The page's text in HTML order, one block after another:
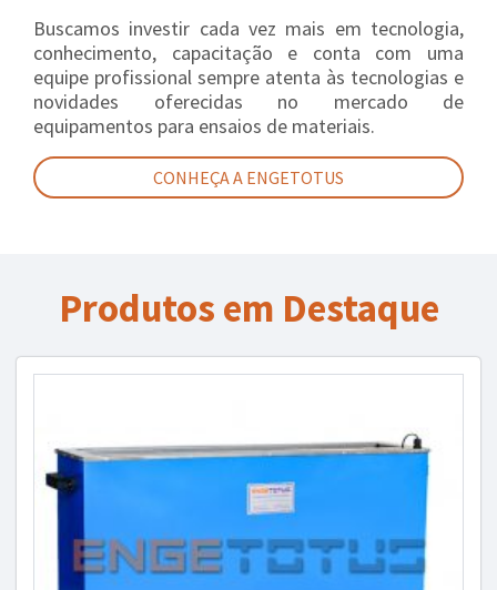
Buscamos investir cada vez mais em tecnologia,
conhecimento, capacitação e conta com uma
equipe profissional sempre atenta às tecnologias e
novidades oferecidas no mercado de
equipamentos para ensaios de materiais.
CONHEÇA A ENGETOTUS
Produtos em Destaque